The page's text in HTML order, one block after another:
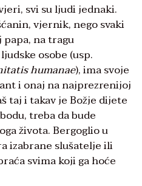
svi su ljudi jednaki.
vjernik, nego svaki
na tragu
osobe (usp.
humanae), ima svoje
i onaj na najprezrenijoj
taj i takav je Božje dijete
treba da bude
života. Bergoglio u
izabrane slušatelje ili
svima koji ga hoće